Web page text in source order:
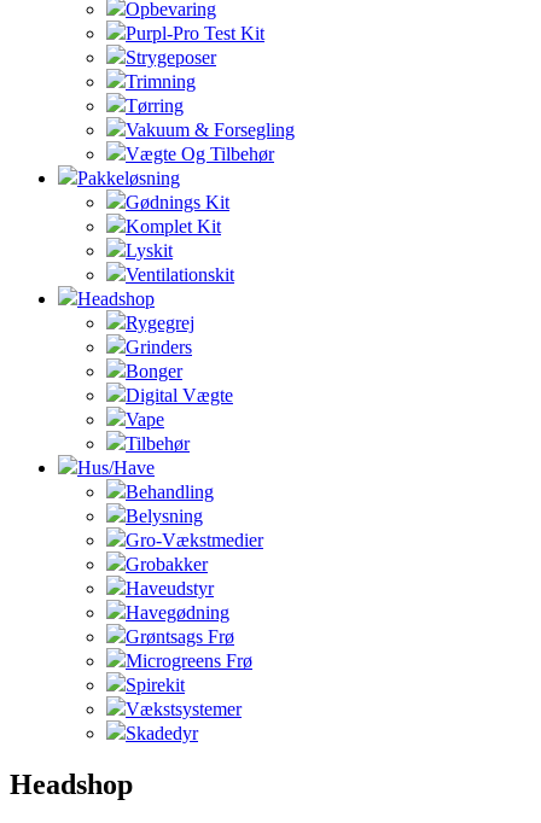
Opbevaring
Purpl-Pro Test Kit
Strygeposer
Trimning
Tørring
Vakuum & Forsegling
Vægte Og Tilbehør
Pakkeløsning
Gødnings Kit
Komplet Kit
Lyskit
Ventilationskit
Headshop
Rygegrej
Grinders
Bonger
Digital Vægte
Vape
Tilbehør
Hus/Have
Behandling
Belysning
Gro-Vækstmedier
Grobakker
Haveudstyr
Havegødning
Grøntsags Frø
Microgreens Frø
Spirekit
Vækstsystemer
Skadedyr
Headshop